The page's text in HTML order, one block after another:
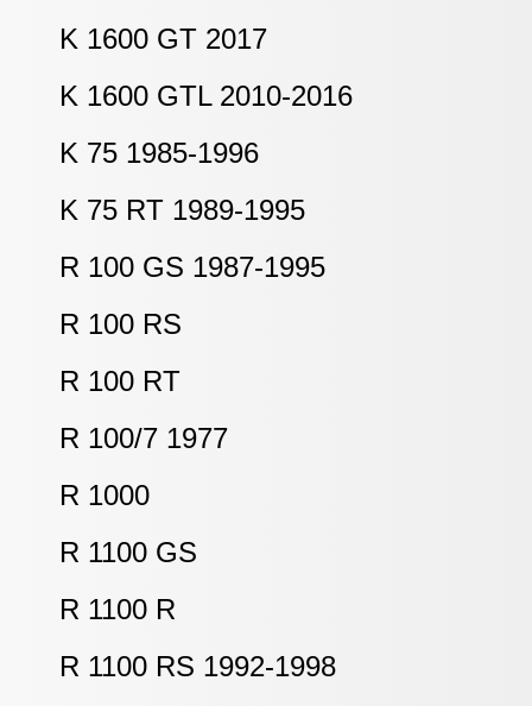
K 1600 GT 2017
K 1600 GTL 2010-2016
K 75 1985-1996
K 75 RT 1989-1995
R 100 GS 1987-1995
R 100 RS
R 100 RT
R 100/7 1977
R 1000
R 1100 GS
R 1100 R
R 1100 RS 1992-1998